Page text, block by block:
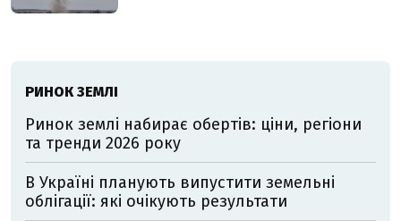
РИНОК ЗЕМЛІ
Ринок землі набирає обертів: ціни, регіони
та тренди 2026 року
В Україні планують випустити земельні
облігації: які очікують результати